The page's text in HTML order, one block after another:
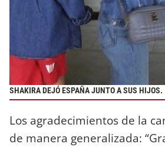
SHAKIRA DEJÓ ESPAÑA JUNTO A SUS HIJOS.
Los agradecimientos de la
de manera generalizada: